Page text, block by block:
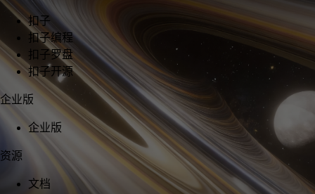
扣子
扣子编程
扣子罗盘
扣子开源
企业版
企业版
资源
文档